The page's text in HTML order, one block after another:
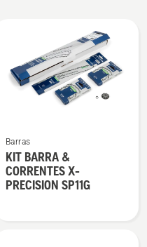
mais
detalhes
sobre
Barras
KIT BARRA &
CORRENTES X-
PRECISION SP11G